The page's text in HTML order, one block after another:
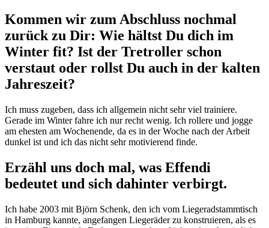
Kommen wir zum Abschluss nochmal
zurück zu Dir: Wie hältst Du dich im
Winter fit? Ist der Tretroller schon
verstaut oder rollst Du auch in der kalten
Jahreszeit?
Ich muss zugeben, dass ich allgemein nicht sehr viel trainiere.
Gerade im Winter fahre ich nur recht wenig. Ich rollere und jogge
am ehesten am Wochenende, da es in der Woche nach der Arbeit
dunkel ist und ich das nicht sehr motivierend finde.
Erzähl uns doch mal, was Effendi
bedeutet und sich dahinter verbirgt.
Ich habe 2003 mit Björn Schenk, den ich vom Liegeradstammtisch
in Hamburg kannte, angefangen Liegeräder zu konstruieren, als es